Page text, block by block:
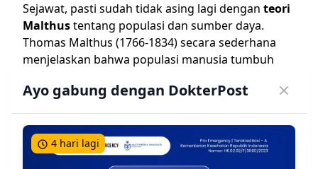
Sejawat, pasti sudah tidak asing lagi dengan teori
Malthustentang populasi dan sumber daya.
Thomas Malthus (1766-1834) secara sederhana
menjelaskan bahwa populasi manusia tumbuh
makanan tumbuh secara aritmetika (sangat
lambat).
Hal tersebut menyebabkan suatu saat jumlah
orang di dunia akan jauh lebih banyak dari jumlah
Ayo gabung dengan DokterPost
4 hari lagi